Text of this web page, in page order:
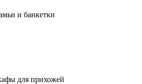
и банкетки
для прихожей